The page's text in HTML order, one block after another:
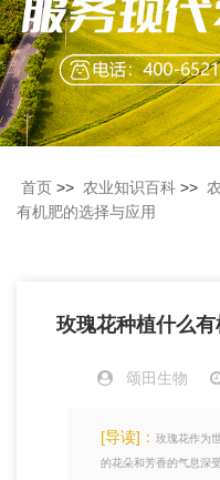
首页 >> 农业知识百科 >>
有机肥的选择与应用
玫瑰花种植什么
颂田生物
[导读]： 玫瑰花作为
的花朵和芳香的气息深